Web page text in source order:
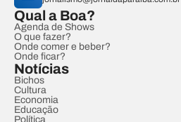
Qual a Boa?
Agenda de Shows
O que fazer?
Onde comer e beber?
Onde ficar?
Notícias
Bichos
Cultura
Economia
Educação
Política